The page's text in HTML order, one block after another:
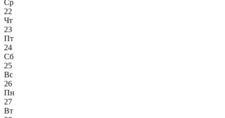
Ср
22
Чт
23
Пт
24
Сб
25
Вс
26
Пн
27
Вт